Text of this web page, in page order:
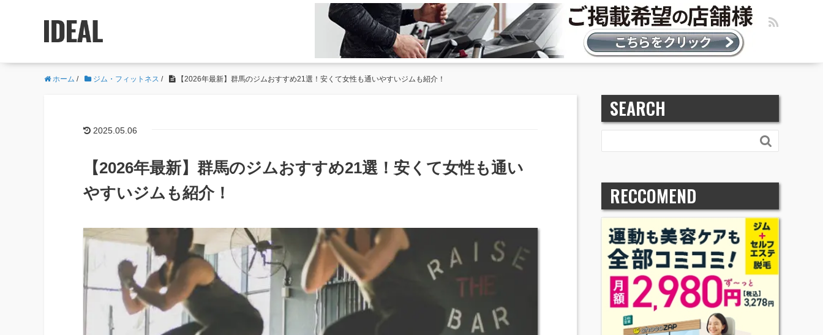
ホーム / ジム・フィットネス / 【2026年最新】群馬のジムおすすめ21選！安くて女性も通いやすいジムも紹介！
2025.05.06
【2026年最新】群馬のジムおすすめ21選！安くて女性も通い
やすいジムも紹介！
SEARCH

RECCOMEND